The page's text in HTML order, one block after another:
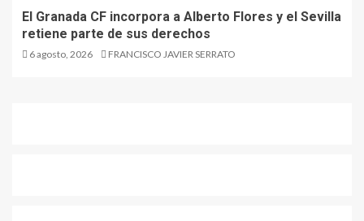
El Granada CF incorpora a Alberto Flores y el Sevilla
retiene parte de sus derechos
6 agosto, 2026 FRANCISCO JAVIER SERRATO